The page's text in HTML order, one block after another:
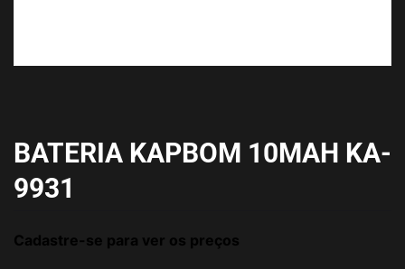
BATERIA KAPBOM 10MAH KA-
9931
Cadastre-se para ver os preços